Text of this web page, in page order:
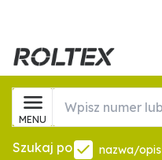
MENU
Szukaj po nazwa/opis